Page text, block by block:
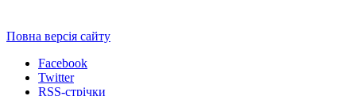
Повна версія сайту
Facebook
Twitter
RSS-стрічки